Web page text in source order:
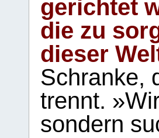
gerichtet
die zu
dieser
Schranke,
trennt.
sondern